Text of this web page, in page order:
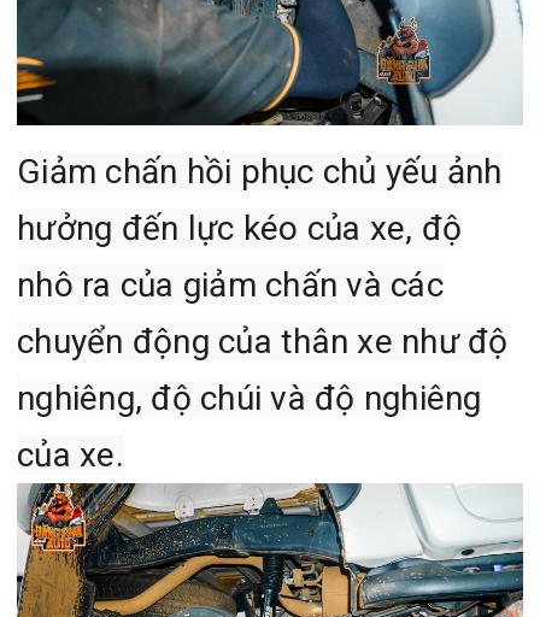
Giảm chấn hồi phục chủ yếu ảnh
hưởng đến lực kéo của xe, độ
nhô ra của giảm chấn và các
chuyển động của thân xe như độ
nghiêng, độ chúi và độ nghiêng
của xe.